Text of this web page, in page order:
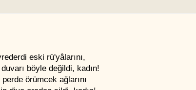
eski rü'yâlarını,
böyle değildi, kadın!
örümcek ağlarını